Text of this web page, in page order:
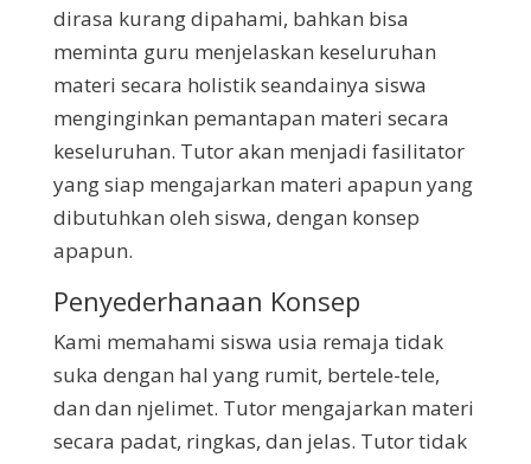
dirasa kurang dipahami, bahkan bisa
meminta guru menjelaskan keseluruhan
materi secara holistik seandainya siswa
menginginkan pemantapan materi secara
keseluruhan. Tutor akan menjadi fasilitator
yang siap mengajarkan materi apapun yang
dibutuhkan oleh siswa, dengan konsep
apapun.
Penyederhanaan Konsep
Kami memahami siswa usia remaja tidak
suka dengan hal yang rumit, bertele-tele,
dan dan njelimet. Tutor mengajarkan materi
secara padat, ringkas, dan jelas. Tutor tidak